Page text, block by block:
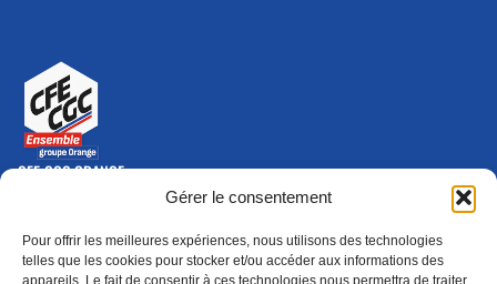
Gérer le consentement
Pour offrir les meilleures expériences, nous utilisons des technologies
telles que les cookies pour stocker et/ou accéder aux informations des
appareils. Le fait de consentir à ces technologies nous permettra de traiter
CFE-CGC ORANGE
10-12 rue Saint Amand, 75015 Paris Cedex 15
Nous contacter
01 46 79 28 74